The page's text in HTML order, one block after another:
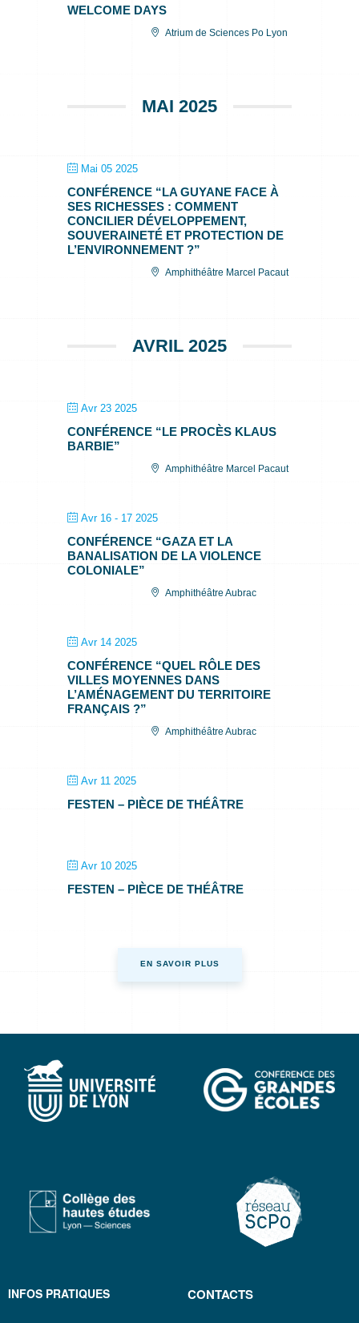
WELCOME DAYS
Atrium de Sciences Po Lyon
MAI 2025
Mai 05 2025
CONFÉRENCE “LA GUYANE FACE À
SES RICHESSES : COMMENT
CONCILIER DÉVELOPPEMENT,
SOUVERAINETÉ ET PROTECTION DE
L’ENVIRONNEMENT ?”
Amphithéâtre Marcel Pacaut
AVRIL 2025
Avr 23 2025
CONFÉRENCE “LE PROCÈS KLAUS
BARBIE”
Amphithéâtre Marcel Pacaut
Avr 16 - 17 2025
CONFÉRENCE “GAZA ET LA
BANALISATION DE LA VIOLENCE
COLONIALE”
Amphithéâtre Aubrac
Avr 14 2025
CONFÉRENCE “QUEL RÔLE DES
VILLES MOYENNES DANS
L’AMÉNAGEMENT DU TERRITOIRE
FRANÇAIS ?”
Amphithéâtre Aubrac
Avr 11 2025
FESTEN – PIÈCE DE THÉÂTRE
Avr 10 2025
FESTEN – PIÈCE DE THÉÂTRE
EN SAVOIR PLUS
INFOS PRATIQUES CONTACTS